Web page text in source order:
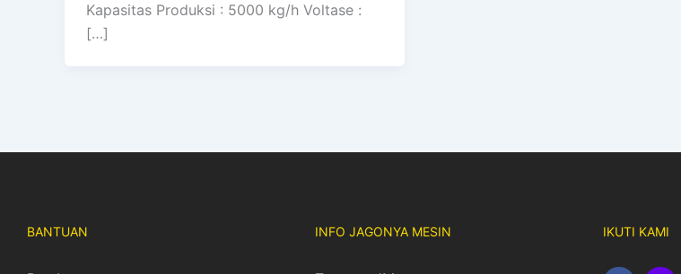
Kapasitas Produksi : 5000 kg/h Voltase :
[…]
BANTUAN INFO JAGONYA MESIN IKUTI KAMI